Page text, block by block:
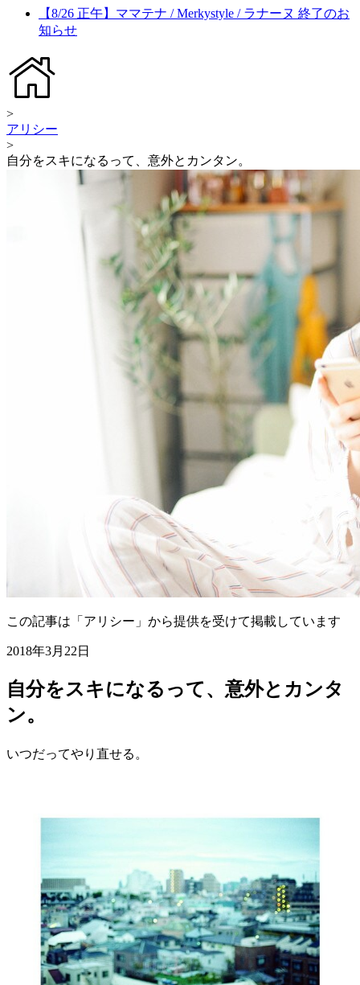
【8/26 正午】ママテナ / Merkystyle / ラナーヌ 終了のお
知らせ
>
アリシー
>
自分をスキになるって、意外とカンタン。
この記事は「アリシー」から提供を受けて掲載しています
2018年3月22日
自分をスキになるって、意外とカンタ
ン。
いつだってやり直せる。